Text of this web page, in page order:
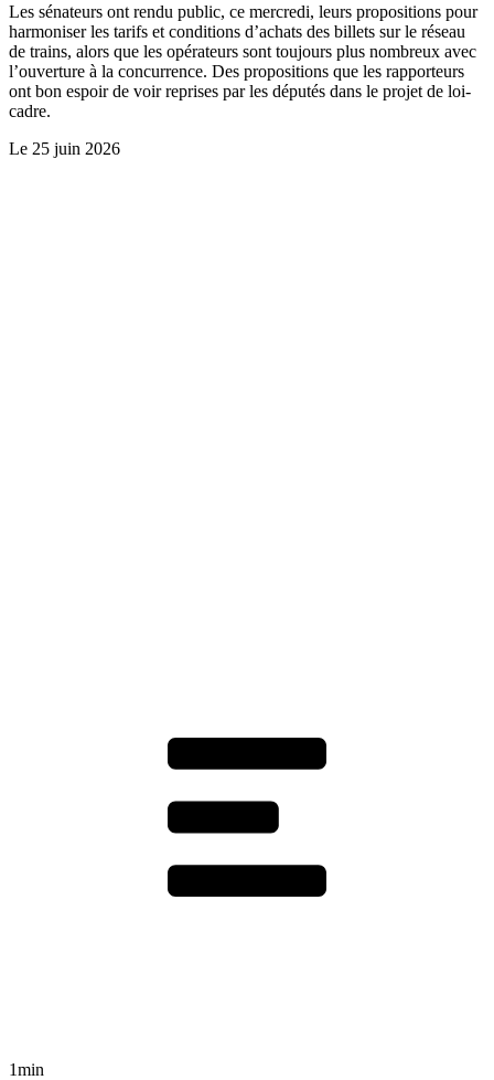
Les sénateurs ont rendu public, ce mercredi, leurs propositions pour
harmoniser les tarifs et conditions d’achats des billets sur le réseau
de trains, alors que les opérateurs sont toujours plus nombreux avec
l’ouverture à la concurrence. Des propositions que les rapporteurs
ont bon espoir de voir reprises par les députés dans le projet de loi-
cadre.
Le 25 juin 2026
1min